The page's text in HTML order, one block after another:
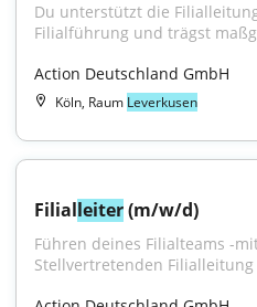
Du unterstützt die
Filialführung und trägst
Action Deutschland GmbH
Köln, Raum Leverkusen
Filialleiter (m/w/d)
Führen deines Filialteams -
Stellvertretenden